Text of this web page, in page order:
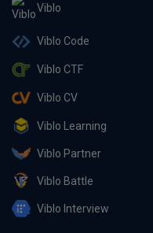
Viblo
Viblo Code
Viblo CTF
Viblo CV
Viblo Learning
Viblo Partner
Viblo Battle
Viblo Interview